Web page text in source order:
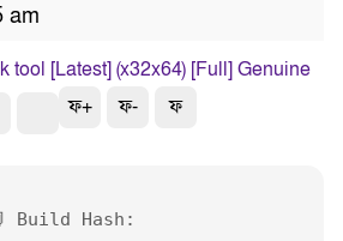
am
ফ+ ফ- ফ
Build Hash: